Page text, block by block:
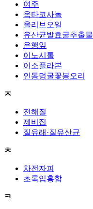
여주
옥타코사놀
올리브오일
유산균발효굴추출물
은행잎
이노시톨
이소플라본
인동덩굴꽃봉오리
ㅈ
전해질
제비집
질유래·질유산균
ㅊ
차전자피
초록입홍합
ㅋ